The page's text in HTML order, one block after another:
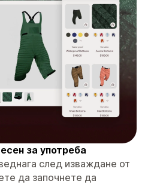
за употреба
след изваждане от
да започнете да